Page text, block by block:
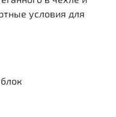
условия для